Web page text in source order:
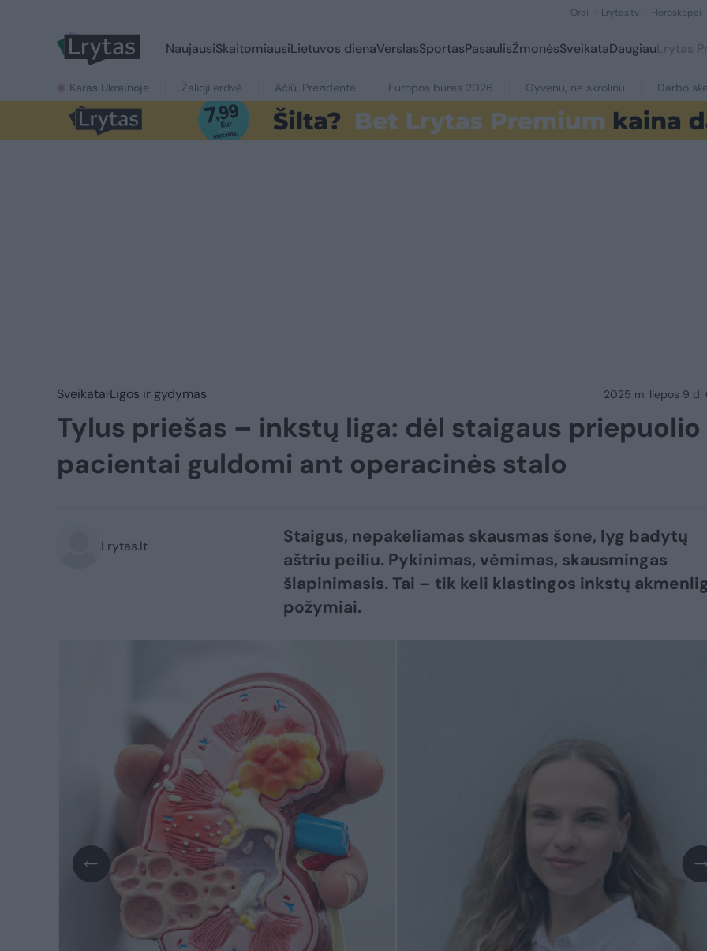
Orai Lrytas.tv Horoskopai
NaujausiSkaitomiausiLietuvos dienaVerslasSportasPasaulisŽmonėsSveikataDaugiauLrytas
Karas Ukrainoje Žalioji erdvė Ačiū, Prezidente Europos burės 2026 Gyvenu, ne skrolinu Darbo
Sveikata Ligos ir gydymas 2025 m. liepos 9 d.
Tylus priešas – inkstų liga: dėl staigaus priepuolio
pacientai guldomi ant operacinės stalo
Lrytas.lt
Staigus, nepakeliamas skausmas šone, lyg badytų
aštriu peiliu. Pykinimas, vėmimas, skausmingas
šlapinimasis. Tai – tik keli klastingos inkstų
požymiai.